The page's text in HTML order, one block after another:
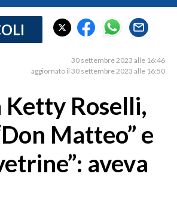
30 settembre 2023 alle 16:46
aggiornato il 30 settembre 2023 alle 16:50
Ketty Roselli,
Matteo” e
aveva